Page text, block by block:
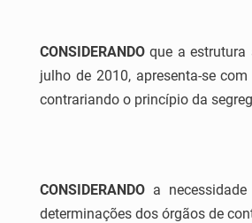
CONSIDERANDOque a estrutura
julho de 2010, apresenta-se
contrariando o princípio da
CONSIDERANDOa necessidade
determinações dos órgãos de